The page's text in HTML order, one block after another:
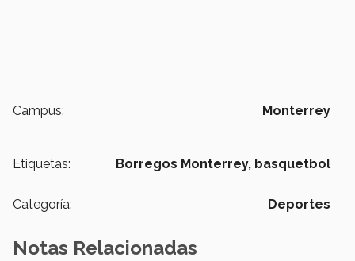
Campus: Monterrey
Etiquetas: Borregos Monterrey, basquetbol
Categoría: Deportes
Notas Relacionadas